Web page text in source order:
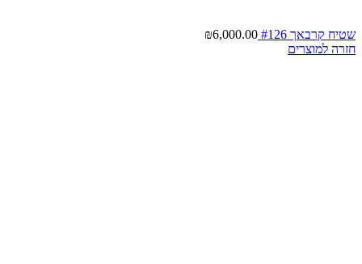
שטיח קרבאך #126 ₪6,000.00
חזרה למוצרים